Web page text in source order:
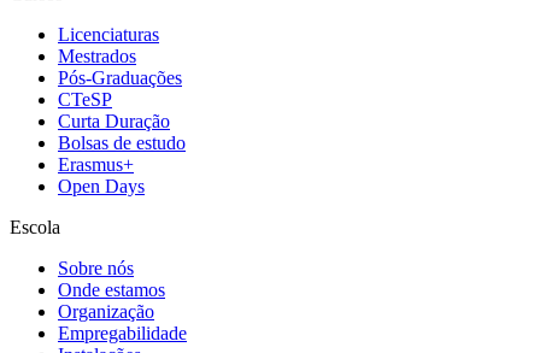
Licenciaturas
Mestrados
Pós-Graduações
CTeSP
Curta Duração
Bolsas de estudo
Erasmus+
Open Days
Escola
Sobre nós
Onde estamos
Organização
Empregabilidade